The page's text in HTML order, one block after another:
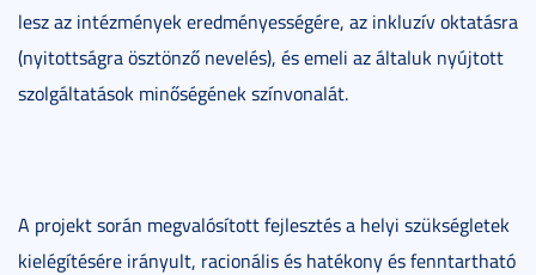
lesz az intézmények eredményességére, az inkluzív oktatásra
(nyitottságra ösztönző nevelés), és emeli az általuk nyújtott
szolgáltatások minőségének színvonalát.
A projekt során megvalósított fejlesztés a helyi szükségletek
kielégítésére irányult, racionális és hatékony és fenntartható